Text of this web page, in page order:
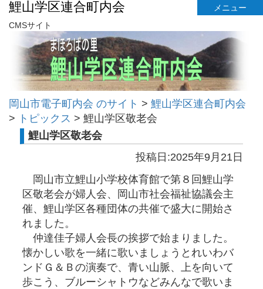
鯉山学区連合町内会
メニュー
CMSサイト
岡山市電子町内会 のサイト > 鯉山学区連合町内会
> トピックス > 鯉山学区敬老会
鯉山学区敬老会
投稿日:2025年9月21日
岡山市立鯉山小学校体育館で第８回鯉山学
区敬老会が婦人会、岡山市社会福祉協議会主
催、鯉山学区各種団体の共催で盛大に開始さ
れました。
仲達佳子婦人会長の挨拶で始まりました。
懐かしい歌を一緒に歌いましょうとれいわバ
ンドＧ＆Ｂの演奏で、青い山脈、上を向いて
歩こう、ブルーシャトウなどみんなで歌いま